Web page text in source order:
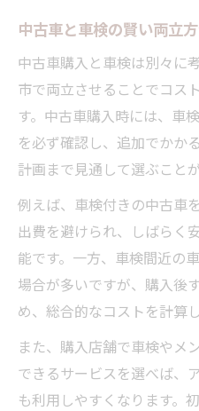
整備工場スタッフ
中古車と車検のア
車検付き中古車で後
車検付き中古車
中古車購入と車検
狭山市で後悔し
ト
メンテナンス込
中古車選びと車
中古車と車検の賢い両立
中古車購入と車検は別々に
市で両立させることでコス
す。中古車購入時には、車
を必ず確認し、追加でかか
計画まで見通して選ぶこと
例えば、車検付きの中古車
出費を避けられ、しばらく
能です。一方、車検間近の
場合が多いですが、購入後
め、総合的なコストを計算
また、購入店舗で車検やメ
できるサービスを選べば、
も利用しやすくなります。